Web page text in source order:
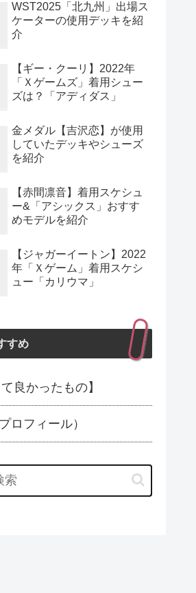
WST2025「北九州」出場ス
ケーターの使用デッキを紹
介
【ギー・クーリ】2022年
「Ｘゲームズ」着用シュー
ズは？「アディダス」
金メダル【吉沢恋】が使用
していたデッキやシューズ
を紹介
【赤間凛音】着用スケシュ
ー&「アシックス」おすす
めモデルを紹介
【ジャガーイートン】2022
年「Ｘゲーム」着用スケシ
ュー「カリウマ」
すめ
良かったもの】
ロフィール）